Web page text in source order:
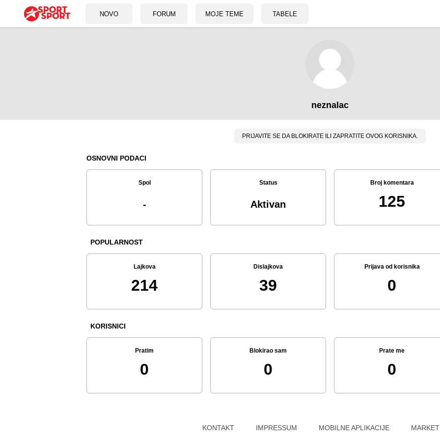
NOVO FORUM MOJE TEME TABELE
neznalac
PRIJAVITE SE DA BLOKIRATE ILI ZAPRATITE OVOG KORISNIKA.
OSNOVNI PODACI
Spol
-
Status
Aktivan
Broj komentara
125
POPULARNOST
Lajkova
214
Dislajkova
39
Prijava od korisnika
0
KORISNICI
Pratim
0
Blokirao sam
0
Prate me
0
KONTAKT IMPRESSUM MOBILNE APLIKACIJE